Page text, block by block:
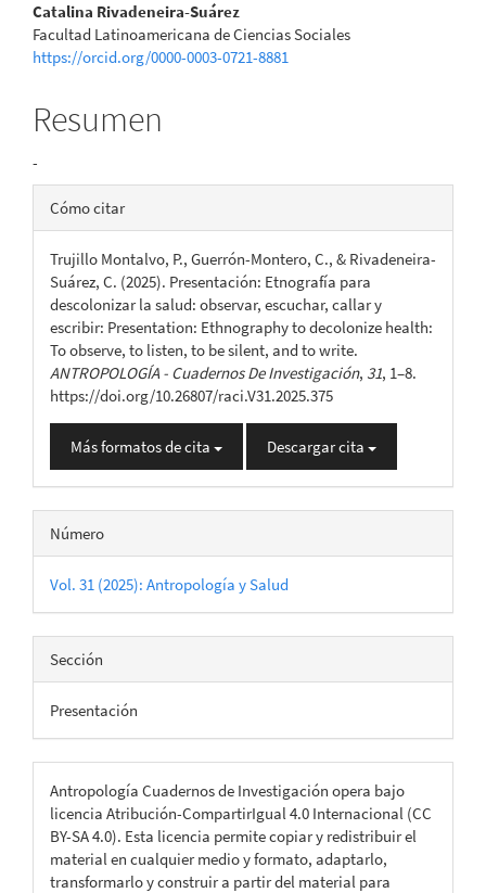
Catalina Rivadeneira-Suárez
Facultad Latinoamericana de Ciencias Sociales
https://orcid.org/0000-0003-0721-8881
Resumen
-
Detalles
del
artículo
Cómo citar
Trujillo Montalvo, P., Guerrón-Montero, C., & Rivadeneira-
Suárez, C. (2025). Presentación: Etnografía para
descolonizar la salud: observar, escuchar, callar y
escribir: Presentation: Ethnography to decolonize health:
To observe, to listen, to be silent, and to write.
ANTROPOLOGÍA - Cuadernos De Investigación, 31, 1–8.
https://doi.org/10.26807/raci.V31.2025.375
Más formatos de cita Descargar cita
Número
Vol. 31 (2025): Antropología y Salud
Sección
Presentación
Antropología Cuadernos de Investigación opera bajo
licencia Atribución-CompartirIgual 4.0 Internacional (CC
BY-SA 4.0). Esta licencia permite copiar y redistribuir el
material en cualquier medio y formato, adaptarlo,
transformarlo y construir a partir del material para